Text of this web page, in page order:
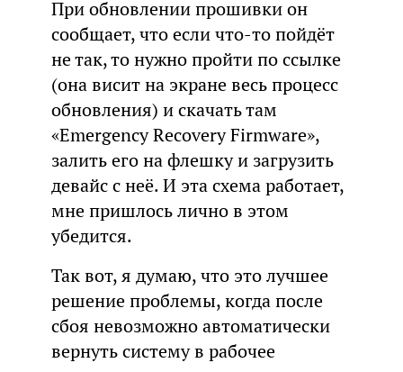
При обновлении прошивки он
сообщает, что если что-то пойдёт
не так, то нужно пройти по ссылке
(она висит на экране весь процесс
обновления) и скачать там
«Emergency Recovery Firmware»,
залить его на флешку и загрузить
девайс с неё. И эта схема работает,
мне пришлось лично в этом
убедится.
Так вот, я думаю, что это лучшее
решение проблемы, когда после
сбоя невозможно автоматически
вернуть систему в рабочее